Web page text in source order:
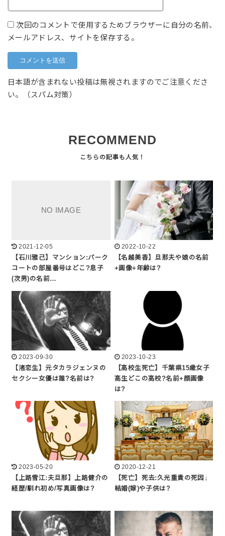
次回のコメントで使用するためブラウザーに自分の名前、
メールアドレス、サイトを保存する。
日本語が含まれない投稿は無視されますのでご注意くださ
い。（スパム対策）
RECOMMEND
2021-12-05
【石川雅己】マンション:パーク
コートの部屋番号はどこ?息子
(次男)の名前…
2022-10-22
【名越美香】旦那夫や娘の名前
+画像+年齢は?
2023-09-30
【渚恋生】元タカラジェンヌの
セクシー女優は誰?名前は?
2023-10-23
【高校生死亡】千葉県15歳女子
高生どこの高校?名前+顔画像
は?
2023-05-20
【上路雪江:夫旦那】上路健介の
経歴/馴れ初め/写真画像は?
2020-12-21
【死亡】死去:久光重貴の死因↓
結婚(嫁)や子供は?